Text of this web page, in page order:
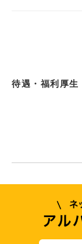
待遇・福利厚生